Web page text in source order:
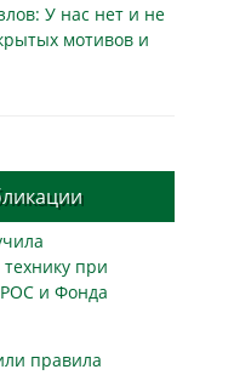
У нас нет и не
мотивов и
при
и Фонда
правила